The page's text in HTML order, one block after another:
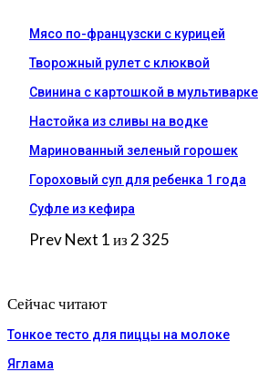
Мясо по-французски с курицей
Творожный рулет с клюквой
Свинина с картошкой в мультиварке
Настойка из сливы на водке
Маринованный зеленый горошек
Гороховый суп для ребенка 1 года
Суфле из кефира
PrevNext 1 из 2 325
Сейчас читают
Тонкое тесто для пиццы на молоке
Яглама